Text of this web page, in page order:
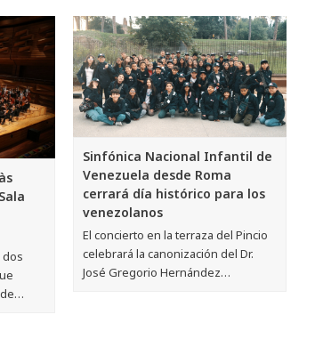
dos
Sinfónica Nacional Infantil de
Venezuela desde Roma
cerrará día histórico para los
venezolanos
El concierto en la terraza del Pincio
celebrará la canonización del Dr.
José Gregorio Hernández…